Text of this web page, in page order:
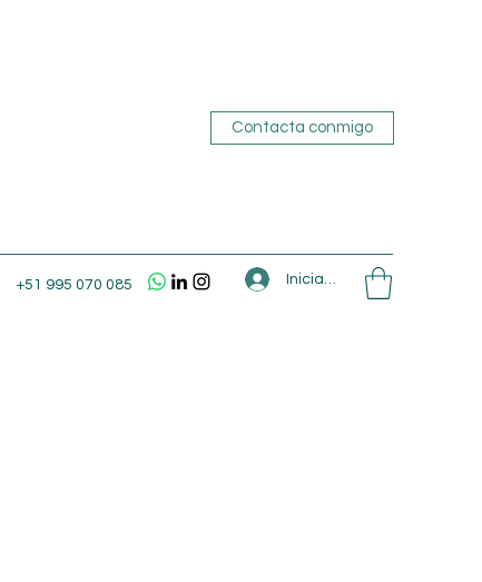
Contacta conmigo
+51 995 070 085 Iniciar sesión